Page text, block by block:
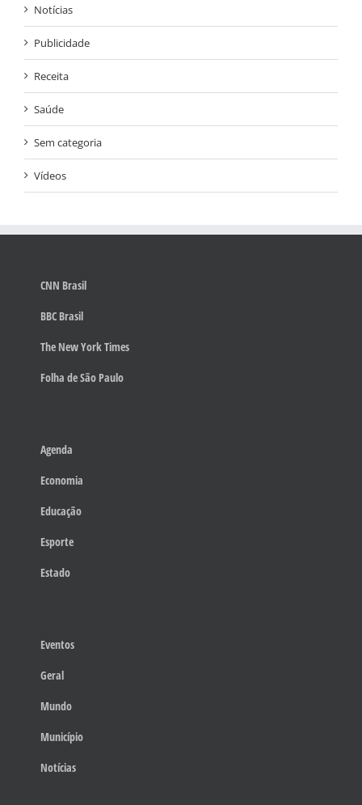
Notícias
Publicidade
Receita
Saúde
Sem categoria
Vídeos
CNN Brasil
BBC Brasil
The New York Times
Folha de São Paulo
Agenda
Economia
Educação
Esporte
Estado
Eventos
Geral
Mundo
Município
Notícias